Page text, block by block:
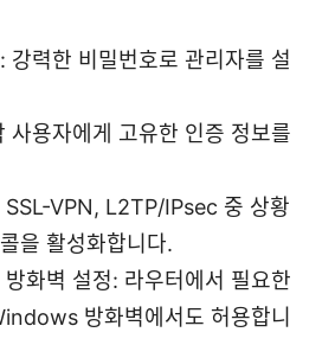
강력한 비밀번호로 관리자를 설
사용자에게 고유한 인증 정보를
SSL-VPN, L2TP/IPsec 중 상황
을 활성화합니다.
화벽 설정: 라우터에서 필요한
방화벽에서도 허용합니